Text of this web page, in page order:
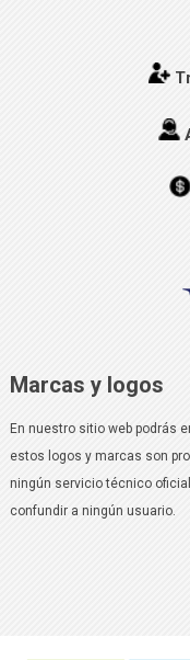
Marcas y logos
En nuestro sitio web podrás
estos logos y marcas son
ningún servicio técnico
confundir a ningún usuario.